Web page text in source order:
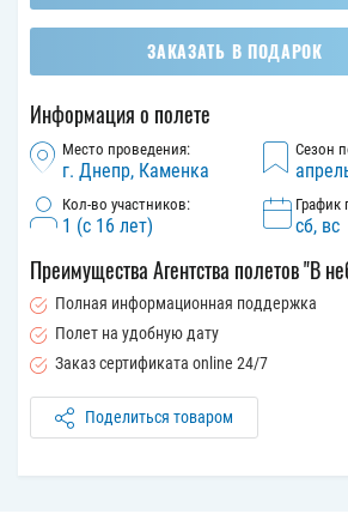
ЗАКАЗАТЬ В ПОДАРОК
Информация о полете
Место проведения:
г. Днепр, Каменка
Сезон
Кол-во участников:
1 (с 16 лет)
График
сб, вс
Преимущества Агентства полетов "В
Полная информационная поддержка
Полет на удобную дату
Заказ сертификата online 24/7
Поделиться товаром